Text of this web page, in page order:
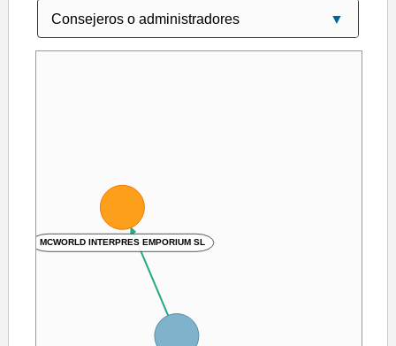
MCWORLD INTERPRES EMPORIUM SL